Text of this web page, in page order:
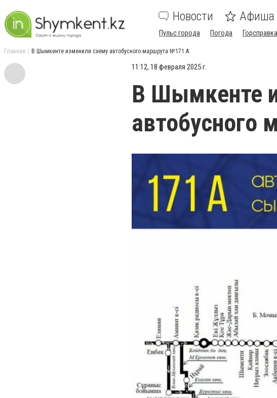
Новости Афиша
Пульс города Погода Горсправка
Главная В Шымкенте изменили схему автобусного маршрута №171 А
11:12, 18 февраля 2025 г.
В Шымкенте